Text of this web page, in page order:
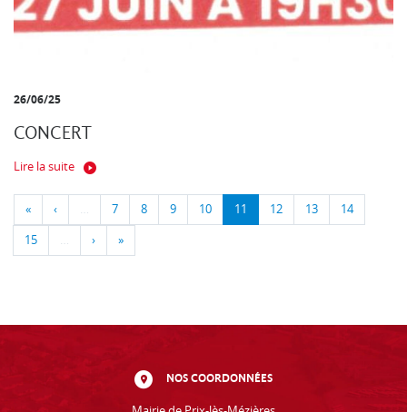
26/06/25
CONCERT
Lire la suite
« ‹ … 7 8 9 10 11 12 13 14
15 … › »
NOS COORDONNÉES